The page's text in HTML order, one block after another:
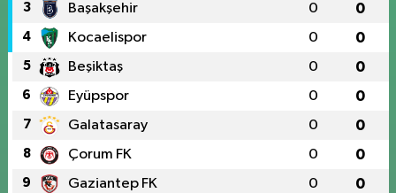
3 Başakşehir 0 0
4 Kocaelispor 0 0
5 Beşiktaş 0 0
6 Eyüpspor 0 0
7 Galatasaray 0 0
8 Çorum FK 0 0
9 Gaziantep FK 0 0